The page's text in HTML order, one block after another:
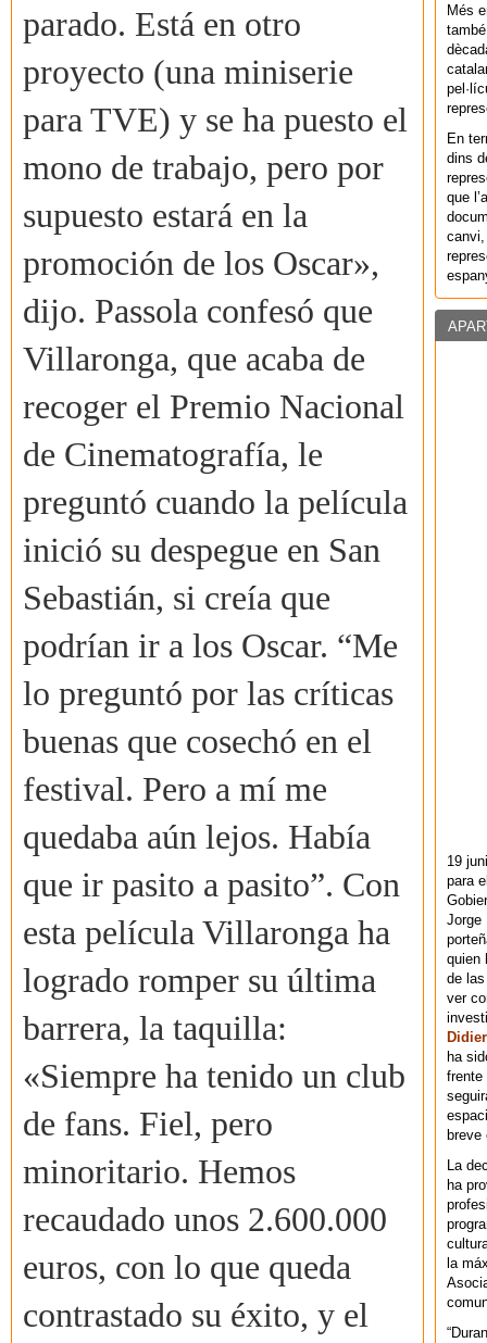
parado. Está en otro
proyecto (una miniserie
para TVE) y se ha puesto el
mono de trabajo, pero por
supuesto estará en la
promoción de los Oscar»,
dijo. Passola confesó que
Villaronga, que acaba de
recoger el Premio Nacional
de Cinematografía, le
preguntó cuando la película
inició su despegue en San
Sebastián, si creía que
podrían ir a los Oscar. “Me
lo preguntó por las críticas
buenas que cosechó en el
festival. Pero a mí me
quedaba aún lejos. Había
que ir pasito a pasito”. Con
esta película Villaronga ha
logrado romper su última
barrera, la taquilla:
«Siempre ha tenido un club
de fans. Fiel, pero
minoritario. Hemos
recaudado unos 2.600.000
euros, con lo que queda
contrastado su éxito, y el
Més
En
dins
que
canvi,
19
para
Jorge
quien
de
ver
Didier
ha
frente
breve
La
ha
la